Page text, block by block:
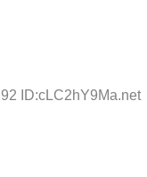
ID:cLC2hY9Ma.net